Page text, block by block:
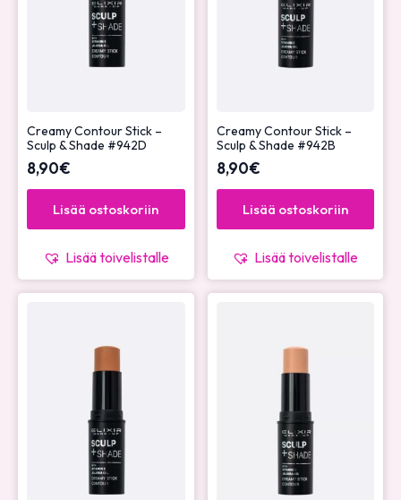
Creamy Contour Stick –
Sculp & Shade #942D
8,90€
Lisää ostoskoriin
Lisää toivelistalle
Creamy Contour Stick –
Sculp & Shade #942B
8,90€
Lisää ostoskoriin
Lisää toivelistalle